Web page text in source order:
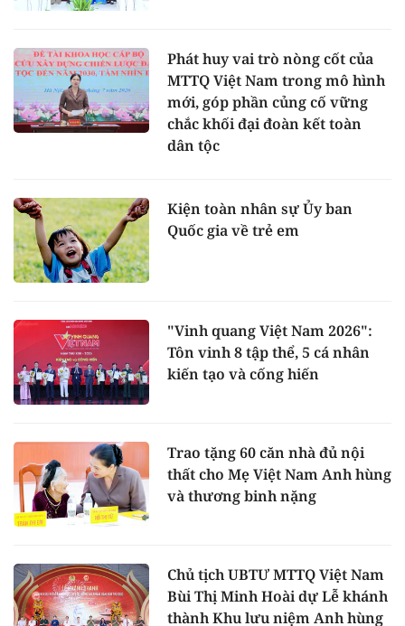
Phát huy vai trò nòng cốt của
MTTQ Việt Nam trong mô hình
mới, góp phần củng cố vững
chắc khối đại đoàn kết toàn
dân tộc
Kiện toàn nhân sự Ủy ban
Quốc gia về trẻ em
"Vinh quang Việt Nam 2026":
Tôn vinh 8 tập thể, 5 cá nhân
kiến tạo và cống hiến
Trao tặng 60 căn nhà đủ nội
thất cho Mẹ Việt Nam Anh hùng
và thương binh nặng
Chủ tịch UBTƯ MTTQ Việt Nam
Bùi Thị Minh Hoài dự Lễ khánh
thành Khu lưu niệm Anh hùng